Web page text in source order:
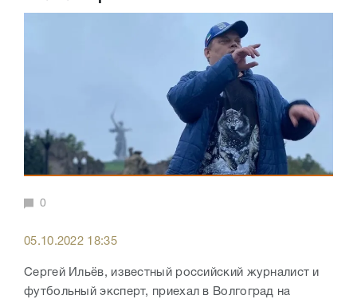
0
05.10.2022 18:35
Сергей Ильёв, известный российский журналист и
футбольный эксперт, приехал в Волгоград на